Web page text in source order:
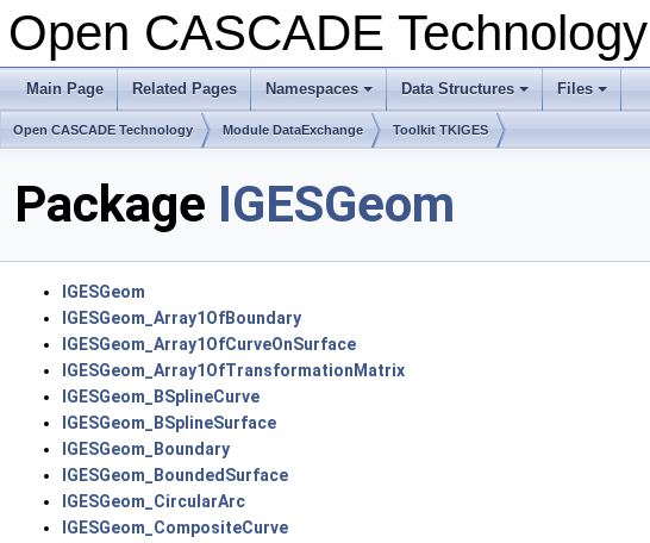
Open CASCADE Technology
Main Page Related Pages
+
Namespaces
+
Data Structures
+
Files
Open CASCADE Technology Module DataExchange Toolkit TKIGES
Package IGESGeom
IGESGeom
IGESGeom_Array1OfBoundary
IGESGeom_Array1OfCurveOnSurface
IGESGeom_Array1OfTransformationMatrix
IGESGeom_BSplineCurve
IGESGeom_BSplineSurface
IGESGeom_Boundary
IGESGeom_BoundedSurface
IGESGeom_CircularArc
IGESGeom_CompositeCurve